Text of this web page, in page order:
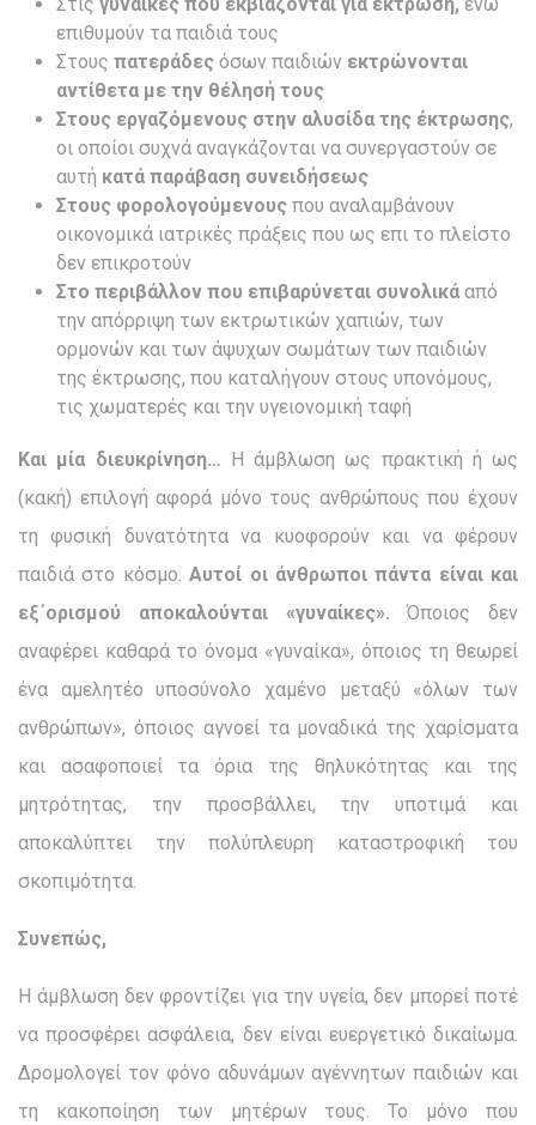
επιθυμούν τα παιδιά τους
Στους πατεράδες όσων παιδιών εκτρώνονται
αντίθετα με την θέλησή τους
Στους εργαζόμενους στην αλυσίδα της έκτρωσης,
οι οποίοι συχνά αναγκάζονται να συνεργαστούν σε
αυτή κατά παράβαση συνειδήσεως
Στους φορολογούμενους που αναλαμβάνουν
οικονομικά ιατρικές πράξεις που ως επι το πλείστο
δεν επικροτούν
Στο περιβάλλον που επιβαρύνεται συνολικά από
την απόρριψη των εκτρωτικών χαπιών, των
ορμονών και των άψυχων σωμάτων των παιδιών
της έκτρωσης, που καταλήγουν στους υπονόμους,
τις χωματερές και την υγειονομική ταφή
Και μία διευκρίνηση… Η άμβλωση ως πρακτική ή ως
(κακή) επιλογή αφορά μόνο τους ανθρώπους που έχουν
τη φυσική δυνατότητα να κυοφορούν και να φέρουν
παιδιά στο κόσμο.Αυτοί οι άνθρωποι πάντα είναι και
εξ΄ορισμού αποκαλούνται «γυναίκες».Όποιος δεν
αναφέρει καθαρά το όνομα «γυναίκα», όποιος τη θεωρεί
ένα αμελητέο υποσύνολο χαμένο μεταξύ «όλων των
ανθρώπων», όποιος αγνοεί τα μοναδικά της χαρίσματα
και ασαφοποιεί τα όρια της θηλυκότητας και της
μητρότητας, την προσβάλλει, την υποτιμά και
αποκαλύπτει την πολύπλευρη καταστροφική του
σκοπιμότητα.
Συνεπώς,
Η άμβλωση δεν φροντίζει για την υγεία, δεν μπορεί ποτέ
να προσφέρει ασφάλεια, δεν είναι ευεργετικό δικαίωμα.
Δρομολογεί τον φόνο αδυνάμων αγέννητων παιδιών και
τη κακοποίηση των μητέρων τους. Το μόνο που